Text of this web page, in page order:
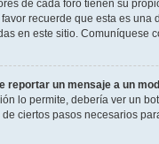
de cada foro tienen su
recuerde que esta es
en este sitio. Comuníquese
reportar un mensaje a un
lo permite, debería ver un
ciertos pasos necesarios